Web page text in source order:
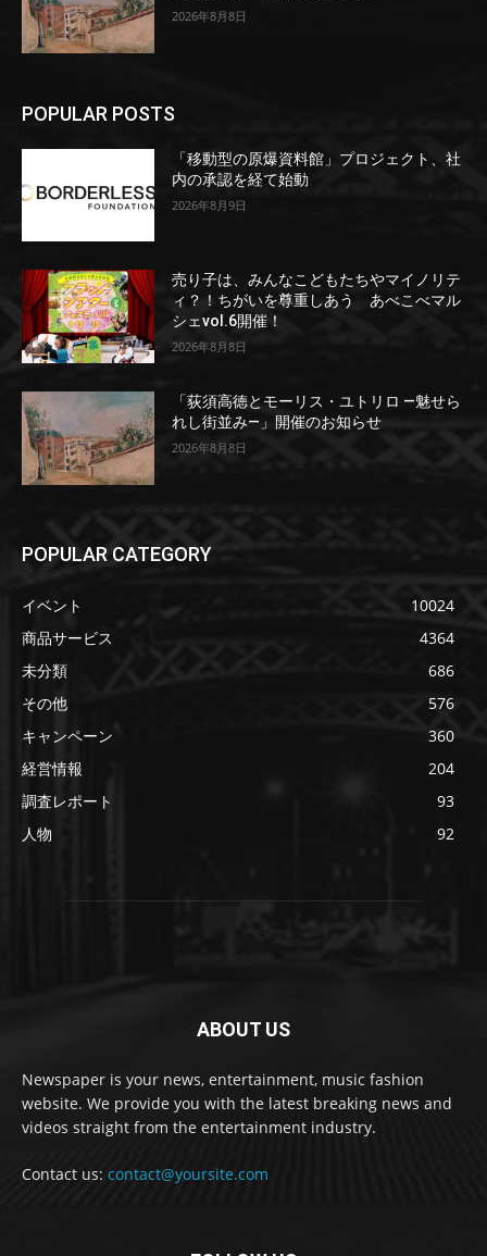
2026年8月8日
POPULAR POSTS
「移動型の原爆資料館」プロジェクト、社
内の承認を経て始動
2026年8月9日
売り子は、みんなこどもたちやマイノリテ
ィ？！ちがいを尊重しあう あべこべマル
シェvol.6開催！
2026年8月8日
「荻須高徳とモーリス・ユトリロ ―魅せら
れし街並み―」開催のお知らせ
2026年8月8日
POPULAR CATEGORY
イベント
10024
商品サービス
4364
未分類
686
その他
576
キャンペーン
360
経営情報
204
調査レポート
93
人物
92
ABOUT US
Newspaper is your news, entertainment, music fashion
website. We provide you with the latest breaking news and
videos straight from the entertainment industry.
Contact us: contact@yoursite.com